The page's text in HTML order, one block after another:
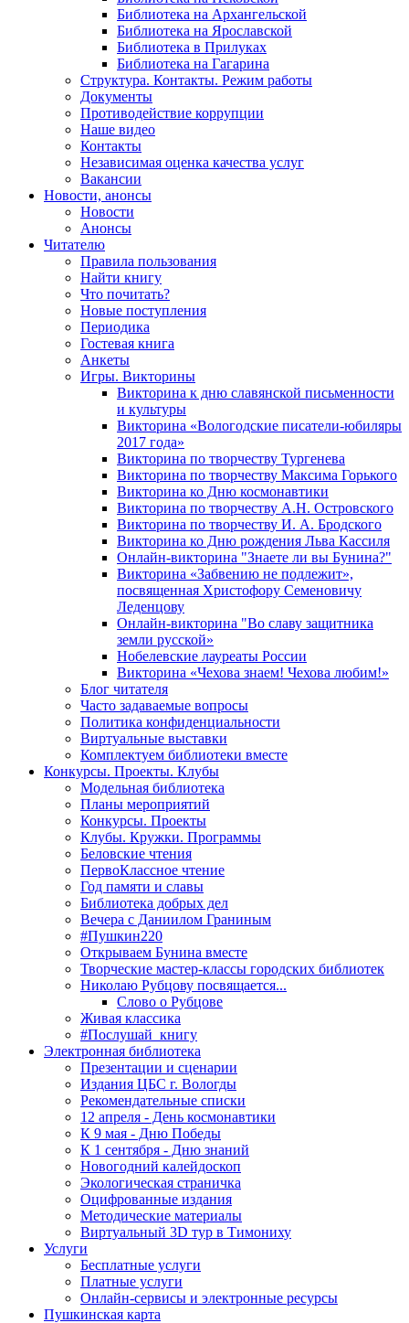
Библиотека на Архангельской
Библиотека на Ярославской
Библиотека в Прилуках
Библиотека на Гагарина
Структура. Контакты. Режим работы
Документы
Противодействие коррупции
Наше видео
Контакты
Независимая оценка качества услуг
Вакансии
Новости, анонсы
Новости
Анонсы
Читателю
Правила пользования
Найти книгу
Что почитать?
Новые поступления
Периодика
Гостевая книга
Анкеты
Игры. Викторины
Викторина к дню славянской письменности
и культуры
Викторина «Вологодские писатели-юбиляры
2017 года»
Викторина по творчеству Тургенева
Викторина по творчеству Максима Горького
Викторина ко Дню космонавтики
Викторина по творчеству А.Н. Островского
Викторина по творчеству И. А. Бродского
Викторина ко Дню рождения Льва Кассиля
Онлайн-викторина "Знаете ли вы Бунина?"
Викторина «Забвению не подлежит»,
посвященная Христофору Семеновичу
Леденцову
Онлайн-викторина "Во славу защитника
земли русской»
Нобелевские лауреаты России
Викторина «Чехова знаем! Чехова любим!»
Блог читателя
Часто задаваемые вопросы
Политика конфиденциальности
Виртуальные выставки
Комплектуем библиотеки вместе
Конкурсы. Проекты. Клубы
Модельная библиотека
Планы мероприятий
Конкурсы. Проекты
Клубы. Кружки. Программы
Беловские чтения
ПервоКлассное чтение
Год памяти и славы
Библиотека добрых дел
Вечера с Даниилом Граниным
#Пушкин220
Открываем Бунина вместе
Творческие мастер-классы городских библиотек
Николаю Рубцову посвящается...
Слово о Рубцове
Живая классика
#Послушай_книгу
Электронная библиотека
Презентации и сценарии
Издания ЦБС г. Вологды
Рекомендательные списки
12 апреля - День космонавтики
К 9 мая - Дню Победы
К 1 сентября - Дню знаний
Новогодний калейдоскоп
Экологическая страничка
Оцифрованные издания
Методические материалы
Виртуальный 3D тур в Тимониху
Услуги
Бесплатные услуги
Платные услуги
Онлайн-сервисы и электронные ресурсы
Пушкинская карта